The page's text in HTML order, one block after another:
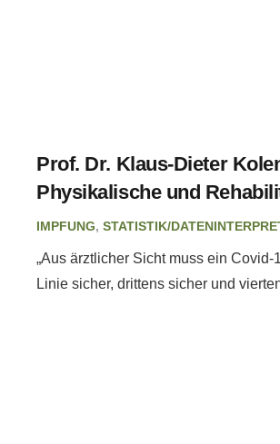
Prof. Dr. Klaus-Dieter
Physikalische und
IMPFUNG, STATISTIK/
„Aus ärztlicher Sicht muss ein
Linie sicher, drittens sicher und